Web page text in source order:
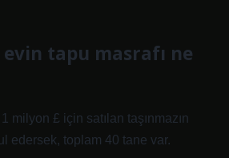
tapu masrafı ne
milyon £ için satılan taşınmazın
edersek, toplam 40 tane var.